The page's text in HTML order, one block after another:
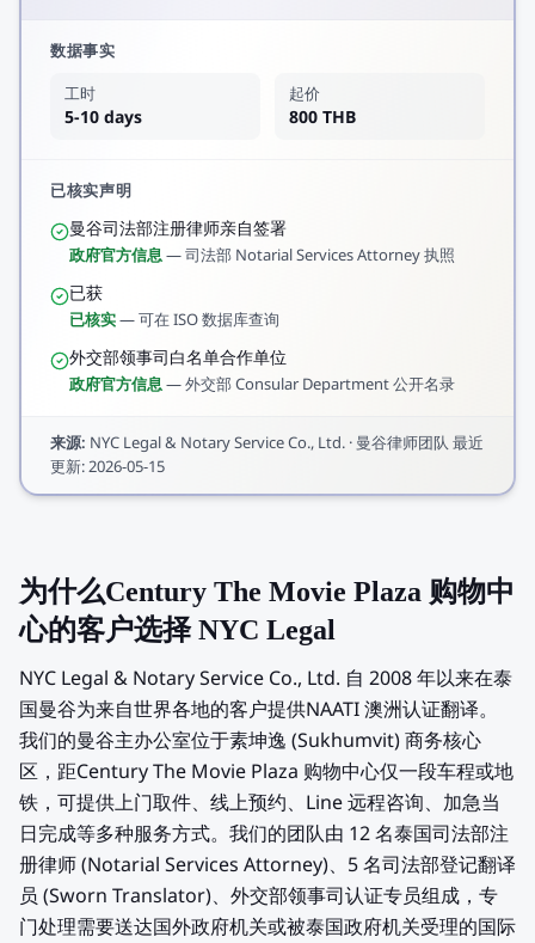
数据事实
工时
5-10 days
起价
800 THB
已核实声明
曼谷司法部注册律师亲自签署
政府官方信息—司法部 Notarial Services Attorney 执照
已获
已核实—可在 ISO 数据库查询
外交部领事司白名单合作单位
政府官方信息—外交部 Consular Department 公开名录
来源: NYC Legal & Notary Service Co., Ltd. ·曼谷律师团队最近
更新:2026-05-15
为什么Century The Movie Plaza 购物中
心的客户选择 NYC Legal
NYC Legal & Notary Service Co., Ltd. 自 2008 年以来在泰
国曼谷为来自世界各地的客户提供NAATI 澳洲认证翻译。
我们的曼谷主办公室位于素坤逸 (Sukhumvit) 商务核心
区，距Century The Movie Plaza 购物中心仅一段车程或地
铁，可提供上门取件、线上预约、Line 远程咨询、加急当
日完成等多种服务方式。我们的团队由 12 名泰国司法部注
册律师 (Notarial Services Attorney)、5 名司法部登记翻译
员 (Sworn Translator)、外交部领事司认证专员组成，专
门处理需要送达国外政府机关或被泰国政府机关受理的国际